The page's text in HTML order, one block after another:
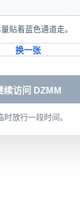
贴着蓝色通道走。
换一张
续访问 DZMM
放行一段时间。